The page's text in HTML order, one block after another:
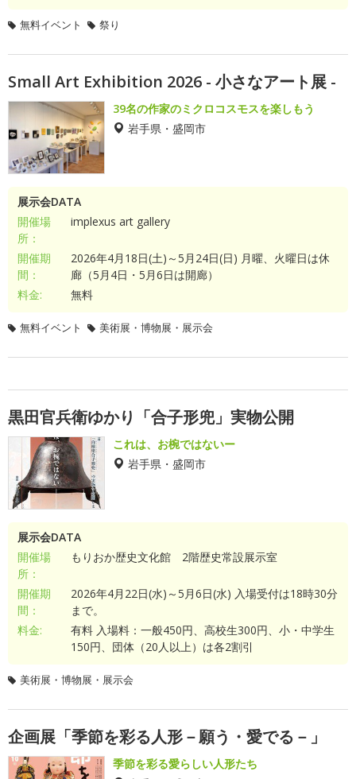
無料イベント 祭り
Small Art Exhibition 2026 - 小さなアート展 -
39名の作家のミクロコスモスを楽しもう
岩手県・盛岡市
展示会DATA
開催場
所：
implexus art gallery
開催期
間：
2026年4月18日(土)～5月24日(日) 月曜、火曜日は休
廊（5月4日・5月6日は開廊）
料金:
無料
無料イベント 美術展・博物展・展示会
黒田官兵衛ゆかり「合子形兜」実物公開
これは、お椀ではないー
岩手県・盛岡市
展示会DATA
開催場
所：
もりおか歴史文化館 2階歴史常設展示室
開催期
間：
2026年4月22日(水)～5月6日(水) 入場受付は18時30分
まで。
料金:
有料 入場料：一般450円、高校生300円、小・中学生
150円、団体（20人以上）は各2割引
美術展・博物展・展示会
企画展「季節を彩る人形－願う・愛でる－」
季節を彩る愛らしい人形たち